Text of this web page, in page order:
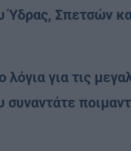
Ύδρας, Σπετσών
λόγια για τις
συναντάτε